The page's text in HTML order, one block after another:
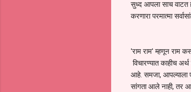
सुध्द आपला साच वाटत
करणारा परमात्मा
'राम राम' म्हणून राम
विचारण्यात काहीच
आहे. समजा, आपल्याला
सांगता आले नाही, तर